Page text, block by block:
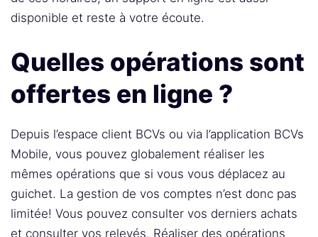
disponible et reste à votre écoute.
Quelles opérations sont
offertes en ligne ?
Depuis l’espace client BCVs ou via l’application BCVs
Mobile, vous pouvez globalement réaliser les
mêmes opérations que si vous vous déplacez au
guichet. La gestion de vos comptes n’est donc pas
limitée! Vous pouvez consulter vos derniers achats
et consulter vos relevés. Réaliser des opérations